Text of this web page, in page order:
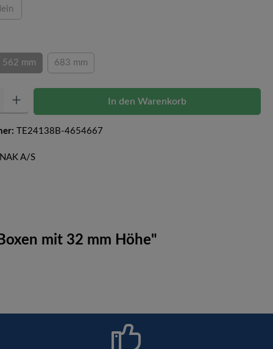
ist zurzeit nicht verfügbar.)
(Diese Option ist zurzeit nicht verfügbar.)
ist zurzeit nicht verfügbar.)
562 mm
(Diese Option ist zurzeit nicht verfügbar.)
683 mm
(Diese Option ist zurzeit nicht verfügbar.)
den gewünschten Wert ein oder benutze die Schaltflächen um die Anzahl zu
In den Warenkorb
TE24138B-4654667
A/S
mit 32 mm Höhe"